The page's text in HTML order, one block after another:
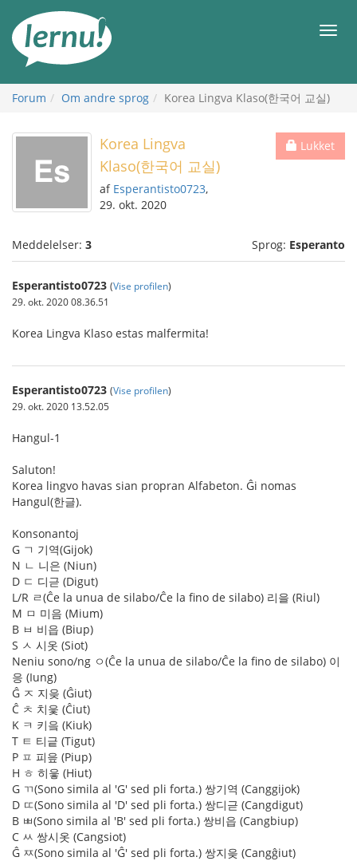
indholdet
Forum Om andre sprog Korea Lingva Klaso(한국어 교실)
Lukket
Korea Lingva
Klaso(한국어 교실)
af Esperantisto0723,
29. okt. 2020
Meddelelser: 3 Sprog: Esperanto
Esperantisto0723 (Vise profilen)
29. okt. 2020 08.36.51
Korea Lingva Klaso estas malfermita!
Esperantisto0723 (Vise profilen)
29. okt. 2020 13.52.05
Hangul-1
Saluton!
Korea lingvo havas sian propran Alfabeton. Ĝi nomas
Hangul(한글).
Konsonantoj
G ㄱ 기역(Gijok)
N ㄴ 니은 (Niun)
D ㄷ 디귿 (Digut)
L/R ㄹ(Ĉe la unua de silabo/Ĉe la fino de silabo) 리을 (Riul)
M ㅁ 미음 (Mium)
B ㅂ 비읍 (Biup)
S ㅅ 시옷 (Siot)
Neniu sono/ng ㅇ(Ĉe la unua de silabo/Ĉe la fino de silabo) 이
응 (Iung)
Ĝ ㅈ 지읒 (Ĝiut)
Ĉ ㅊ 치읓 (Ĉiut)
K ㅋ 키읔 (Kiuk)
T ㅌ 티긑 (Tigut)
P ㅍ 피읖 (Piup)
H ㅎ 히읗 (Hiut)
G ㄲ(Sono simila al 'G' sed pli forta.) 쌍기역 (Canggijok)
D ㄸ(Sono simila al 'D' sed pli forta.) 쌍디귿 (Cangdigut)
B ㅃ(Sono simila al 'B' sed pli forta.) 쌍비읍 (Cangbiup)
C ㅆ 쌍시옷 (Cangsiot)
Ĝ ㅉ(Sono simila al 'Ĝ' sed pli forta.) 쌍지읒 (Cangĝiut)